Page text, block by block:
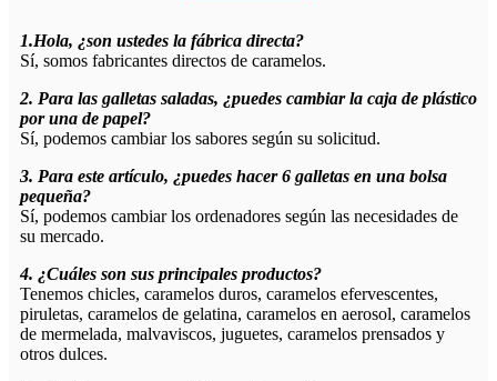
1.Hola, ¿son ustedes la fábrica directa?
Sí, somos fabricantes directos de caramelos.
2. Para las galletas saladas, ¿puedes cambiar la caja de plástico
por una de papel?
Sí, podemos cambiar los sabores según su solicitud.
3. Para este artículo, ¿puedes hacer 6 galletas en una bolsa
pequeña?
Sí, podemos cambiar los ordenadores según las necesidades de
su mercado.
4. ¿Cuáles son sus principales productos?
Tenemos chicles, caramelos duros, caramelos efervescentes,
piruletas, caramelos de gelatina, caramelos en aerosol, caramelos
de mermelada, malvaviscos, juguetes, caramelos prensados ​​y
otros dulces.